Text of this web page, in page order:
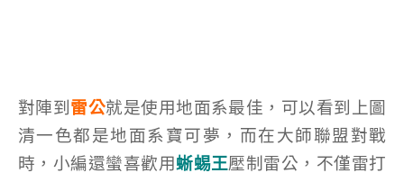
對陣到 雷公就是使用地面系最佳，可以看到上圖
清一色都是地面系寶可夢，而在大師聯盟對戰
時，小編還蠻喜歡用蜥蜴王壓制雷公，不僅雷打